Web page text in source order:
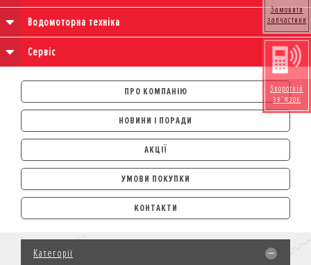
Водомоторна техніка
Сервіс
ПРО КОМПАНІЮ
НОВИНИ І ПОРАДИ
АКЦІЇ
УМОВИ ПОКУПКИ
АВТОМОБІЛІ
ЛІЗИНГ
КРЕДИТ
СТРАХУВАННЯ
КОНТАКТИ
Замовити
запчастини
Зворотній
зв'язок
Категорії